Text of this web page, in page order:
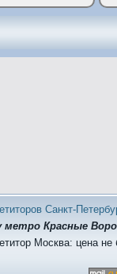
Санкт-
Красные
Москва: цена не